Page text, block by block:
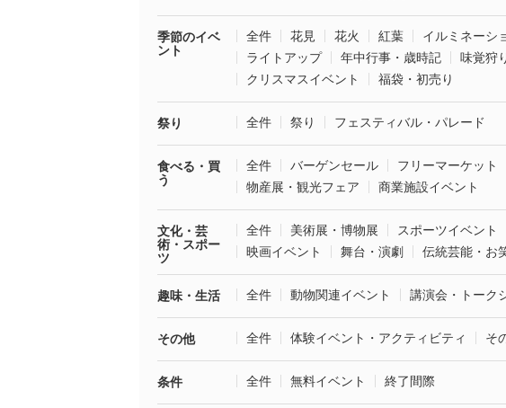
季節のイベ
ント
全件 花見 花火 紅葉 イルミネーシ
ライトアップ
年中行事・歳時記
味覚狩
クリスマスイベント
福袋・初売り
祭り 全件 祭り フェスティバル・パレード
食べる・買
う
全件 バーゲンセール フリーマーケット
物産展・観光フェア
商業施設イベント
文化・芸
術・スポー
ツ
全件 美術展・博物展 スポーツイベント
映画イベント
舞台・演劇 伝統芸能・お
趣味・生活 全件 動物関連イベント 講演会・トーク
その他 全件 体験イベント・アクティビティ そ
条件 全件 無料イベント 終了間際